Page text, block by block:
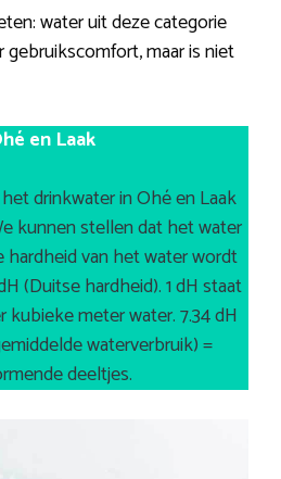
water uit deze categorie
gebruikscomfort, maar is niet
en Laak
drinkwater in Ohé en Laak
kunnen stellen dat het water
hardheid van het water wordt
(Duitse hardheid). 1 dH staat
kubieke meter water. 7.34 dH
waterverbruik) =
deeltjes.